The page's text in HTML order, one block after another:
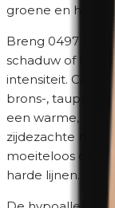
groene en
Breng 0497
schaduw of
intensiteit.
brons-, taupe-
een warme,
zijdezachte
moeiteloos en
harde lijnen.